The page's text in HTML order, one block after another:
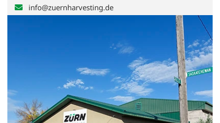
info@zuernharvesting.de